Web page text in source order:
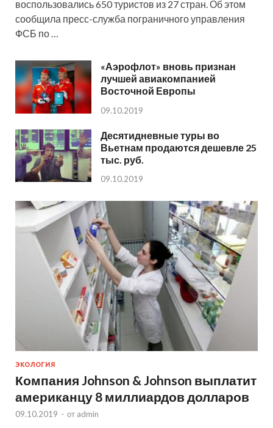
воспользовались 650 туристов из 27 стран. Об этом
сообщила пресс-служба пограничного управления
ФСБ по …
«Аэрофлот» вновь признан
лучшей авиакомпанией
Восточной Европы
09.10.2019
Десятидневные туры во
Вьетнам продаются дешевле 25
тыс. руб.
09.10.2019
ЭКОЛОГИЯ
Компания Johnson & Johnson выплатит
американцу 8 миллиардов долларов
09.10.2019 - от admin